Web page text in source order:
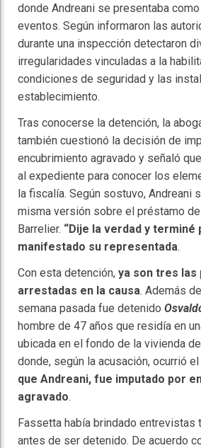
donde Andreani se presentaba
eventos. Según informaron las
durante una inspección detectaron
irregularidades vinculadas a la
condiciones de seguridad y las
establecimiento.
Tras conocerse la detención, la
también cuestionó la decisión de
encubrimiento agravado y señaló
al expediente para conocer los
la fiscalía. Según sostuvo, Andreani
misma versión sobre el préstamo
Barrelier. “Dije la verdad y terminé
manifestado su representada.
Con esta detención, ya son tres las
arrestadas en la causa. Además
semana pasada fue detenido
hombre de 47 años que residía en
ubicada en el fondo de la vivienda
donde, según la acusación, ocurrió el
que Andreani, fue imputado por
agravado.
Fassetta había brindado entrevistas
antes de ser detenido. De acuerdo